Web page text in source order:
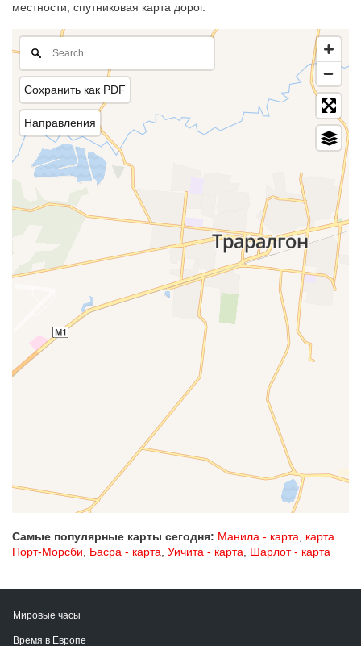
местности, спутниковая карта дорог.
Сохранить как PDF
Направления
Самые популярные карты сегодня: Манила - карта, карта
Порт-Морсби, Басра - карта, Уичита - карта, Шарлот - карта
Мировые часы
Время в Европе